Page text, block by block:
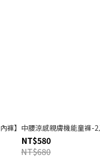
褲】中腰涼感親膚機能童褲-
NT$580
NT$680